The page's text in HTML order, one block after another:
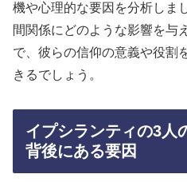
機や心理的な要因を分析しま
間関係にどのような影響を与
で、彼らの信仰の意義や役割
きるでしょう。
イプシランティの3人
背後にある要因